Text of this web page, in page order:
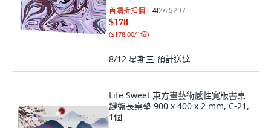
首購折扣價 40%$297
$178
($178.00/1個)
8/12 星期三 預計送達
Life Sweet 東方畫藝術感性寬版書桌
鍵盤長桌墊 900 x 400 x 2 mm, C-21,
1個